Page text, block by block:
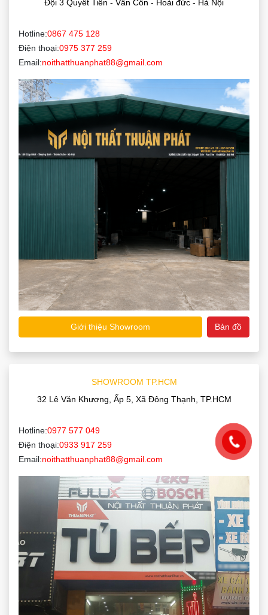
Đội 3 Quyết Tiến - Vân Côn - Hoài đức - Hà Nội
Hotline:0867 475 128
Điện thoại:0975 377 259
Email:noithatthuanphat88@gmail.com
Giới thiệu Showroom Bản đồ
SHOWROOM TP.HCM
32 Lê Văn Khương, Ấp 5, Xã Đông Thạnh, TP.HCM
Hotline:0977 577 049
Điện thoại:0933 917 259
Email:noithatthuanphat88@gmail.com